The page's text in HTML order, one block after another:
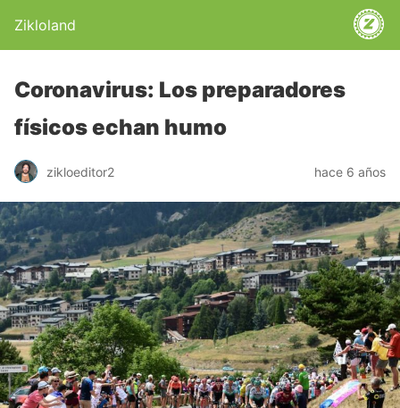
Zikloland
Coronavirus: Los preparadores
físicos echan humo
zikloeditor2 hace 6 años